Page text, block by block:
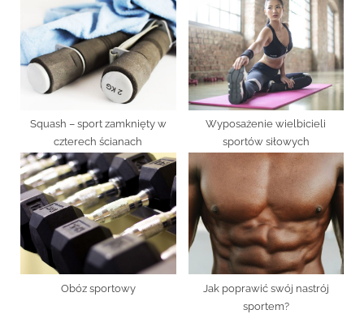
Squash – sport zamknięty w
czterech ścianach
Wyposażenie wielbicieli
sportów siłowych
Obóz sportowy
Jak poprawić swój nastrój
sportem?